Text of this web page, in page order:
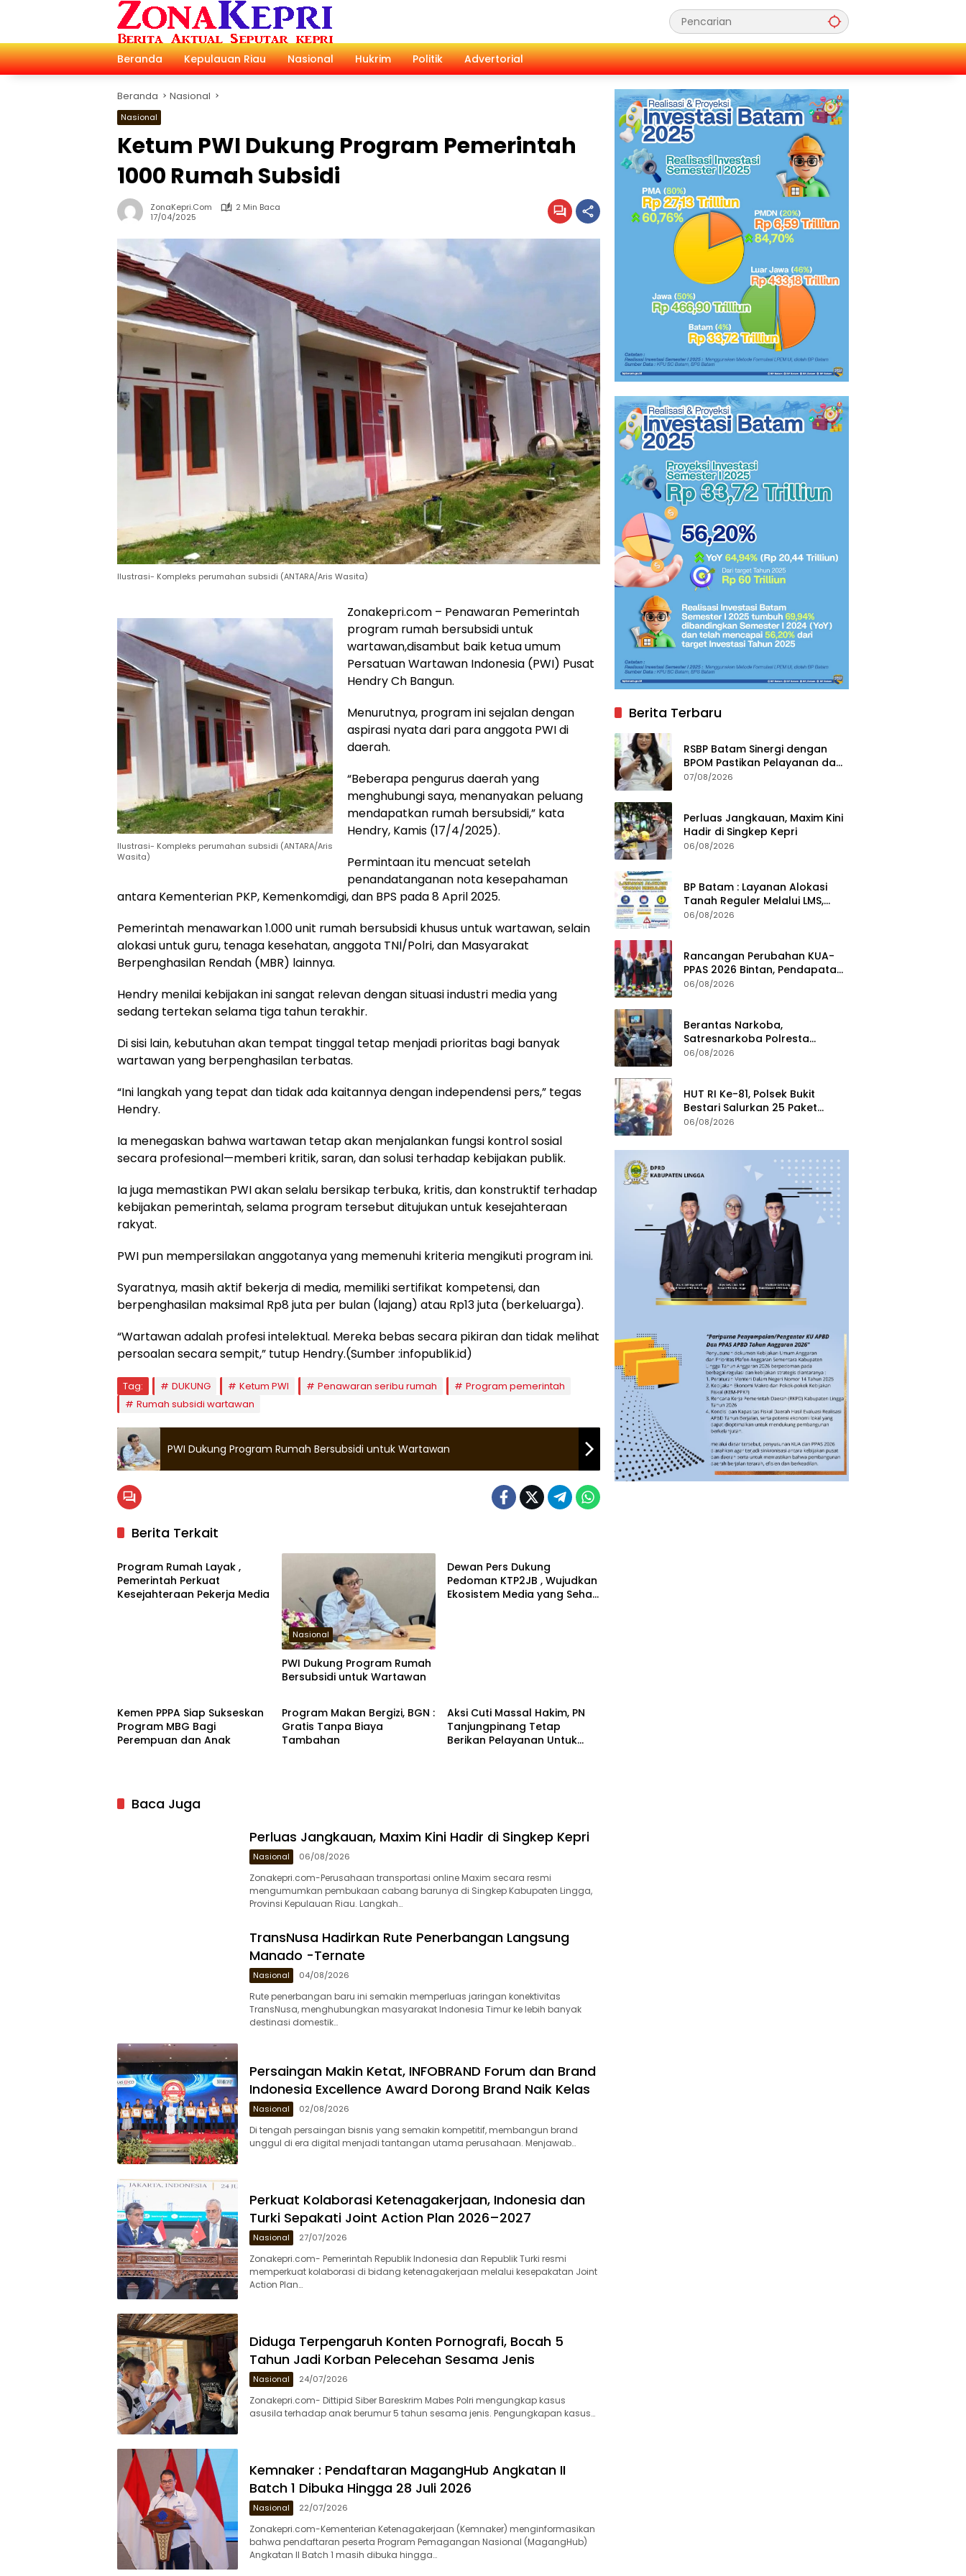
Beranda
Kepulauan Riau Nasional Hukrim Politik Advertorial
Beranda Nasional
Nasional
Ketum PWI Dukung Program Pemerintah
1000 Rumah Subsidi
ZonaKepri.com
2 Min Baca
17/04/2025
Ilustrasi- Kompleks perumahan subsidi (ANTARA/Aris Wasita)
Ilustrasi- Kompleks perumahan subsidi (ANTARA/Aris
Wasita)
Zonakepri.com – Penawaran Pemerintah
program rumah bersubsidi untuk
wartawan,disambut baik ketua umum
Persatuan Wartawan Indonesia (PWI) Pusat
Hendry Ch Bangun.
Menurutnya, program ini sejalan dengan
aspirasi nyata dari para anggota PWI di
daerah.
“Beberapa pengurus daerah yang
menghubungi saya, menanyakan peluang
mendapatkan rumah bersubsidi,” kata
Hendry, Kamis (17/4/2025).
Permintaan itu mencuat setelah
penandatanganan nota kesepahaman
antara Kementerian PKP, Kemenkomdigi, dan BPS pada 8 April 2025.
Pemerintah menawarkan 1.000 unit rumah bersubsidi khusus untuk wartawan, selain
alokasi untuk guru, tenaga kesehatan, anggota TNI/Polri, dan Masyarakat
Berpenghasilan Rendah (MBR) lainnya.
Hendry menilai kebijakan ini sangat relevan dengan situasi industri media yang
sedang tertekan selama tiga tahun terakhir.
Di sisi lain, kebutuhan akan tempat tinggal tetap menjadi prioritas bagi banyak
wartawan yang berpenghasilan terbatas.
“Ini langkah yang tepat dan tidak ada kaitannya dengan independensi pers,” tegas
Hendry.
Ia menegaskan bahwa wartawan tetap akan menjalankan fungsi kontrol sosial
secara profesional—memberi kritik, saran, dan solusi terhadap kebijakan publik.
Ia juga memastikan PWI akan selalu bersikap terbuka, kritis, dan konstruktif terhadap
kebijakan pemerintah, selama program tersebut ditujukan untuk kesejahteraan
rakyat.
PWI pun mempersilakan anggotanya yang memenuhi kriteria mengikuti program ini.
Syaratnya, masih aktif bekerja di media, memiliki sertifikat kompetensi, dan
berpenghasilan maksimal Rp8 juta per bulan (lajang) atau Rp13 juta (berkeluarga).
“Wartawan adalah profesi intelektual. Mereka bebas secara pikiran dan tidak melihat
persoalan secara sempit,” tutup Hendry.(Sumber :infopublik.id)
Tag: DUKUNG Ketum PWI Penawaran seribu rumah
Program pemerintah
Rumah subsidi wartawan
PWI Dukung Program Rumah Bersubsidi untuk Wartawan
Berita Terkait
Nasional
Program Rumah Layak ,
Pemerintah Perkuat
Kesejahteraan Pekerja Media
Nasional
PWI Dukung Program Rumah
Bersubsidi untuk Wartawan
Dewan Pers Dukung
Pedoman KTP2JB , Wujudkan
Ekosistem Media yang Sehat
Kemen PPPA Siap Sukseskan
Program MBG Bagi
Perempuan dan Anak
Nasional
Program Makan Bergizi, BGN :
Gratis Tanpa Biaya
Tambahan
Aksi Cuti Massal Hakim, PN
Tanjungpinang Tetap
Berikan Pelayanan Untuk
Baca Juga
Perluas Jangkauan, Maxim Kini Hadir di Singkep Kepri
Nasional 06/08/2026
Zonakepri.com-Perusahaan transportasi online Maxim secara resmi
mengumumkan pembukaan cabang barunya di Singkep Kabupaten Lingga,
Provinsi Kepulauan Riau. Langkah…
TransNusa Hadirkan Rute Penerbangan Langsung
Manado -Ternate
Nasional 04/08/2026
Rute penerbangan baru ini semakin memperluas jaringan konektivitas
TransNusa, menghubungkan masyarakat Indonesia Timur ke lebih banyak
destinasi domestik…
Persaingan Makin Ketat, INFOBRAND Forum dan Brand
Indonesia Excellence Award Dorong Brand Naik Kelas
Nasional 02/08/2026
Di tengah persaingan bisnis yang semakin kompetitif, membangun brand
unggul di era digital menjadi tantangan utama perusahaan. Menjawab…
Perkuat Kolaborasi Ketenagakerjaan, Indonesia dan
Turki Sepakati Joint Action Plan 2026–2027
Nasional 27/07/2026
Zonakepri.com- Pemerintah Republik Indonesia dan Republik Turki resmi
memperkuat kolaborasi di bidang ketenagakerjaan melalui kesepakatan Joint
Action Plan…
Diduga Terpengaruh Konten Pornografi, Bocah 5
Tahun Jadi Korban Pelecehan Sesama Jenis
Nasional 24/07/2026
Zonakepri.com- Dittipid Siber Bareskrim Mabes Polri mengungkap kasus
asusila terhadap anak berumur 5 tahun sesama jenis. Pengungkapan kasus…
Kemnaker : Pendaftaran MagangHub Angkatan II
Batch 1 Dibuka Hingga 28 Juli 2026
Nasional 22/07/2026
Zonakepri.com-Kementerian Ketenagakerjaan (Kemnaker) menginformasikan
bahwa pendaftaran peserta Program Pemagangan Nasional (MagangHub)
Angkatan II Batch 1 masih dibuka hingga…
Berita Terbaru
RSBP Batam Sinergi dengan
BPOM Pastikan Pelayanan dan
Ketersediaan Obat Aman
07/08/2026
Perluas Jangkauan, Maxim Kini
Hadir di Singkep Kepri
06/08/2026
BP Batam : Layanan Alokasi
Tanah Reguler Melalui LMS,
Waspadai Penipuan Atasnama
06/08/2026
Rancangan Perubahan KUA-
PPAS 2026 Bintan, Pendapatan
Transfer Pusat Diproyeksi Naik
06/08/2026
Berantas Narkoba,
Satresnarkoba Polresta
Tanjungpinang Perkuat Sinergi
06/08/2026
HUT RI Ke-81, Polsek Bukit
Bestari Salurkan 25 Paket
Bansos Untuk Warga di
06/08/2026